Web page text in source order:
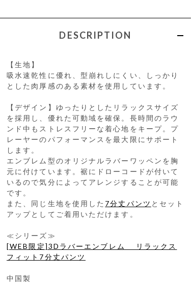
DESCRIPTION
【生地】
吸水速乾性に優れ、型崩れしにくい、しっかり
とした肉厚感のある素材を使用しています。
【デザイン】ゆったりとしたリラックスサイズ
を採用し、優れた可動域を確保。長時間のラウ
ンド中もストレスフリーな着心地をキープ。プ
レーヤーのパフォーマンスを最大限にサポート
します。
エンブレム型のオリジナルラバーワッペンを胸
元に付けています。裾にドローコードが付いて
いるので気分によってアレンジすることが可能
です。
また、同じ生地を使用した 7分丈パンツ とセット
アップとしてご着用いただけます。
≪シリーズ≫
[WEB限定]3Dラバーエンブレム リラックス
フィット7分丈パンツ
中国製